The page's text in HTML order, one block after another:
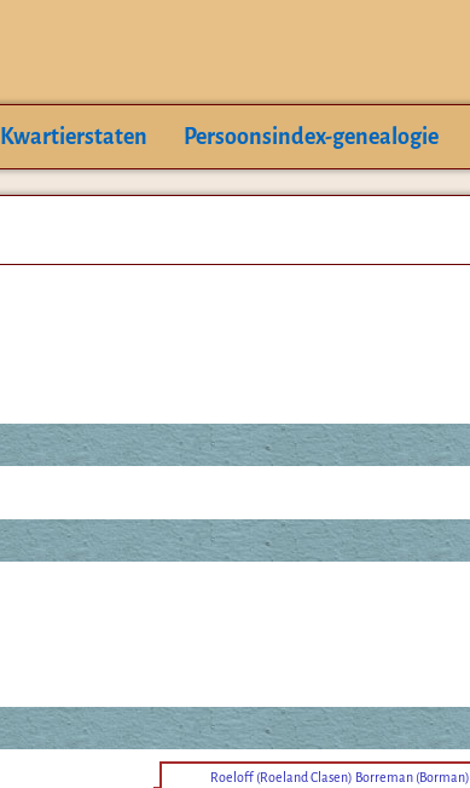
Kwartierstaten Persoonsindex-genealogie
Roeloff (Roeland Clasen) Borreman (Borman)